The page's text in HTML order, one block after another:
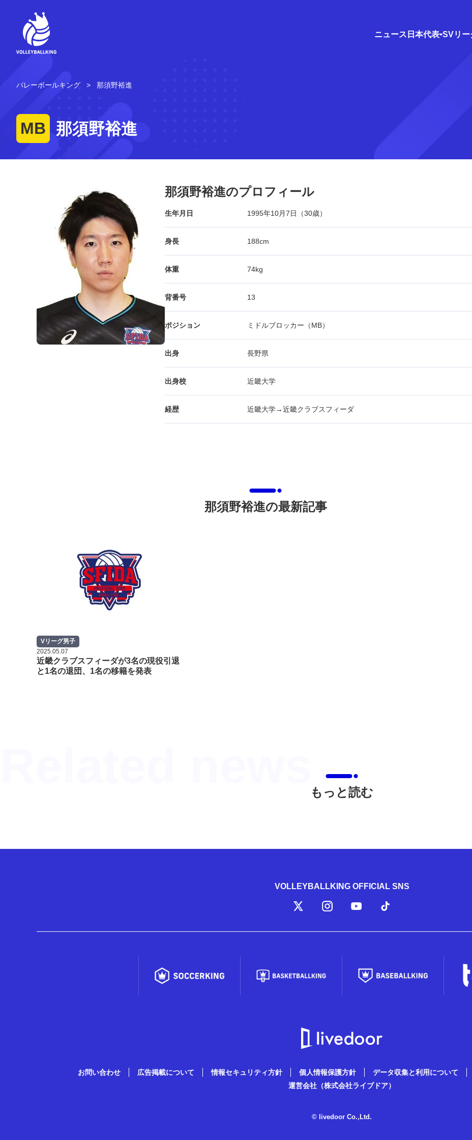
ニュース 日本代表 SVリー
バレーボールキング 那須野裕進
MB 那須野裕進
那須野裕進のプロフィール
生年月日 1995年10月7日（30歳）
身長 188cm
体重 74kg
背番号 13
ポジション ミドルブロッカー（MB）
出身 長野県
出身校 近畿大学
経歴 近畿大学→近畿クラブスフィーダ
那須野裕進の最新記事
Vリーグ男子
2025.05.07
近畿クラブスフィーダが3名の現役引退
と1名の退団、1名の移籍を発表
もっと読む
VOLLEYBALLKING OFFICIAL SNS
お問い合わせ 広告掲載について 情報セキュリティ方針 個人情報保護方針 データ収集と利用について
運営会社（株式会社ライブドア）
© livedoor Co.,Ltd.